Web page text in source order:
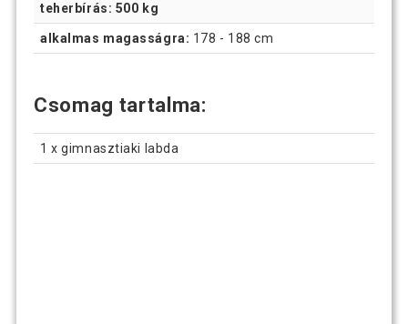
teherbírás: 500 kg
alkalmas magasságra: 178 - 188 cm
Csomag tartalma:
1 x gimnasztiaki labda